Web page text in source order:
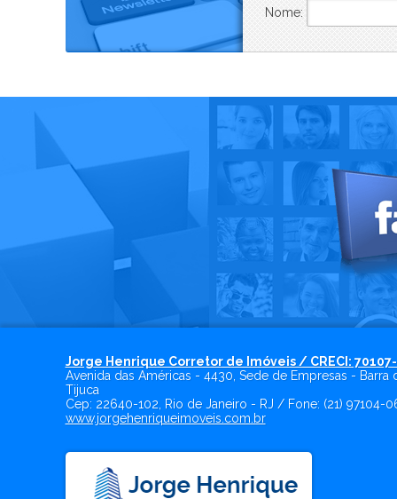
Nome:
Jorge Henrique Corretor de Imóveis / CRECI:
Avenida das Américas - 4430, Sede de Empresas - Barra
Tijuca
Cep: 22640-102, Rio de Janeiro- RJ/ Fone: (21) 97104-
www.jorgehenriqueimoveis.com.br